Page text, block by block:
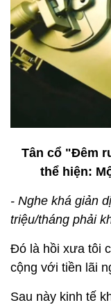
Tân cổ "Đêm
thể hiện:
- Nghe khá giản
triệu/tháng phải
Đó là hồi xưa tôi
cộng với tiền lãi
Sau này kinh tế